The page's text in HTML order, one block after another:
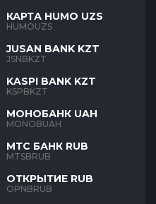
КАРТА HUMO UZS
HUMOUZS
JUSAN BANK KZT
JSNBKZT
KASPI BANK KZT
KSPBKZT
МОНОБАНК UAH
MONOBUAH
МТС БАНК RUB
MTSBRUB
ОТКРЫТИЕ RUB
OPNBRUB